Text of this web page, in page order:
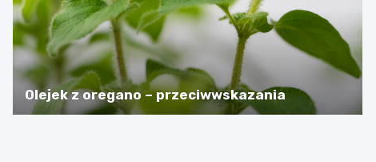
Olejek z oregano – przeciwwskazania